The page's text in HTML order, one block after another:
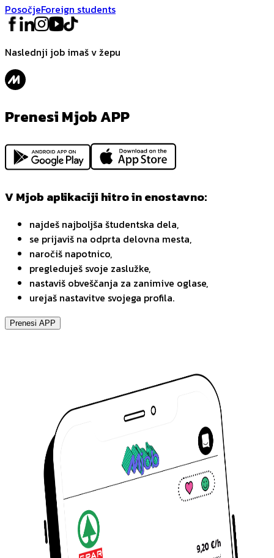
PosočjeForeign students
Naslednji job imaš v žepu
Prenesi Mjob APP
V Mjob aplikaciji hitro in enostavno:
najdeš najboljša študentska dela,
se prijaviš na odprta delovna mesta,
naročiš napotnico,
pregleduješ svoje zaslužke,
nastaviš obveščanja za zanimive oglase,
urejaš nastavitve svojega profila.
Prenesi APP